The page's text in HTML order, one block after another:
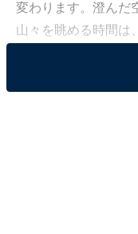
変わります。澄んだ
山々を眺める時間は
特別なひとときです
で心も体も癒やして